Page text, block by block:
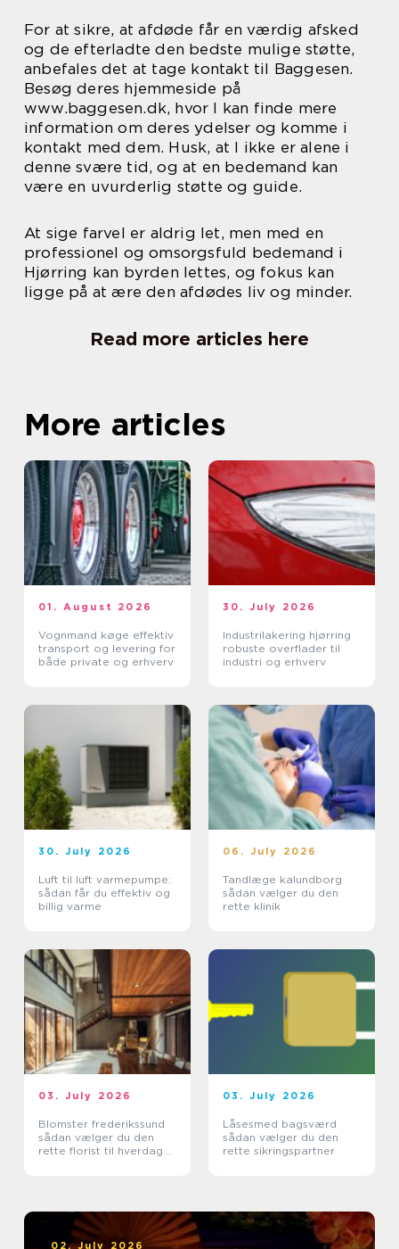
For at sikre, at afdøde får en værdig afsked
og de efterladte den bedste mulige støtte,
anbefales det at tage kontakt til Baggesen.
Besøg deres hjemmeside på
www.baggesen.dk, hvor I kan finde mere
information om deres ydelser og komme i
kontakt med dem. Husk, at I ikke er alene i
denne svære tid, og at en bedemand kan
være en uvurderlig støtte og guide.
At sige farvel er aldrig let, men med en
professionel og omsorgsfuld bedemand i
Hjørring kan byrden lettes, og fokus kan
ligge på at ære den afdødes liv og minder.
Read more articles here
More articles
01. August 2026
Vognmand køge effektiv
transport og levering for
både private og erhverv
30. July 2026
Industrilakering hjørring
robuste overflader til
industri og erhverv
30. July 2026
Luft til luft varmepumpe:
sådan får du effektiv og
billig varme
06. July 2026
Tandlæge kalundborg
sådan vælger du den
rette klinik
03. July 2026
Blomster frederikssund
sådan vælger du den
rette florist til hverdag
03. July 2026
Låsesmed bagsværd
sådan vælger du den
rette sikringspartner
02. July 2026